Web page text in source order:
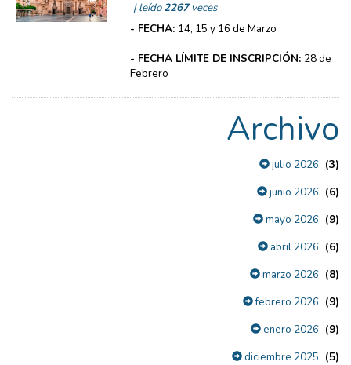
| leído2267veces
- FECHA: 14, 15 y 16 de Marzo
- FECHA LÍMITE DE INSCRIPCIÓN: 28 de
Febrero
Archivo
julio 2026 (3)
junio 2026 (6)
mayo 2026 (9)
abril 2026 (6)
marzo 2026 (8)
febrero 2026 (9)
enero 2026 (9)
diciembre 2025 (5)